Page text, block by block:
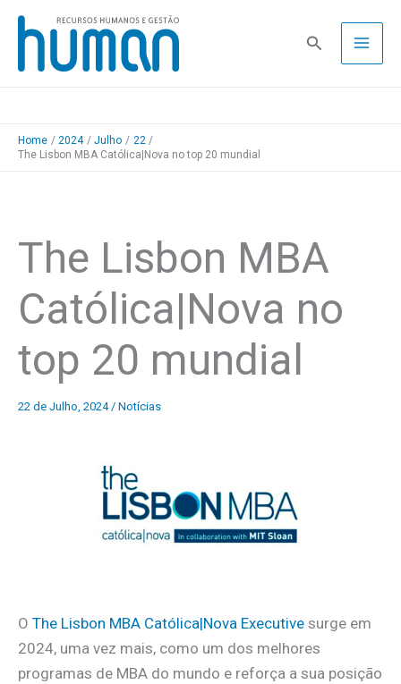
Skip
content
Pesquisa
Home 2024 Julho
22
The Lisbon MBA Católica|Nova no top 20 mundial
The Lisbon MBA
Católica|Nova no
top 20 mundial
22 de Julho, 2024 / Notícias
O The Lisbon MBA Católica|Nova Executive surge em
2024, uma vez mais, como um dos melhores
programas de MBA do mundo e reforça a sua posição